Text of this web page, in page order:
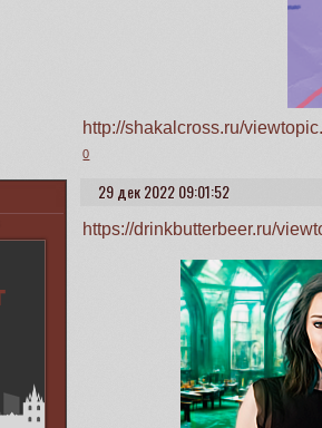
http://shakalcross.ru/
0
29 дек 2022 09:01:52
https://drinkbutterbeer.ru/